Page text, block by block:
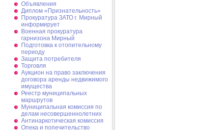
Объявления
Диплом «Признательность»
Прокуратура ЗАТО г. Мирный
информирует
Военная прокуратура
гарнизона Мирный
Подготовка к отопительному
периоду
Защита потребителя
Торговля
Аукцион на право заключения
договора аренды недвижимого
имущества
Реестр муниципальных
маршрутов
Муниципальная комиссия по
делам несовершеннолетних
Антинаркотическая комиссия
Опека и попечительство